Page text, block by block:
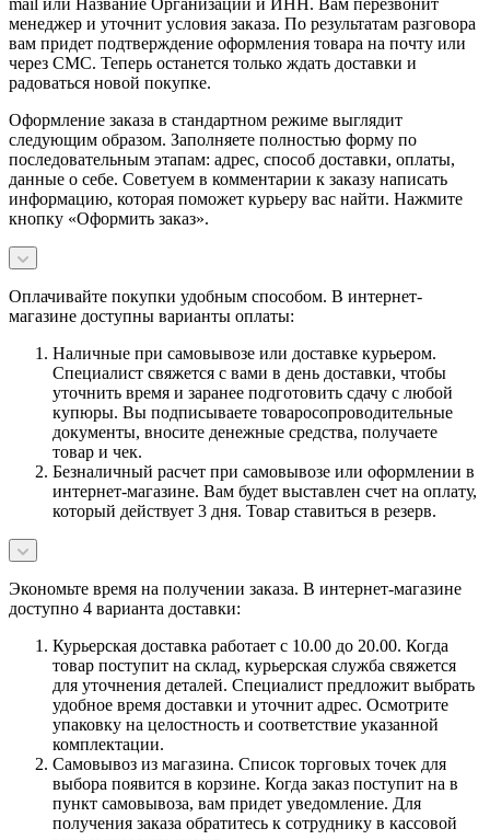
менеджер и уточнит условия заказа. По результатам разговора
вам придет подтверждение оформления товара на почту или
через СМС. Теперь останется только ждать доставки и
радоваться новой покупке.
Оформление заказа в стандартном режиме выглядит
следующим образом. Заполняете полностью форму по
последовательным этапам: адрес, способ доставки, оплаты,
данные о себе. Советуем в комментарии к заказу написать
информацию, которая поможет курьеру вас найти. Нажмите
кнопку «Оформить заказ».
Оплачивайте покупки удобным способом. В интернет-
магазине доступны варианты оплаты:
Наличные при самовывозе или доставке курьером.
Специалист свяжется с вами в день доставки, чтобы
уточнить время и заранее подготовить сдачу с любой
купюры. Вы подписываете товаросопроводительные
документы, вносите денежные средства, получаете
товар и чек.
Безналичный расчет при самовывозе или оформлении в
интернет-магазине. Вам будет выставлен счет на оплату,
который действует 3 дня. Товар ставиться в резерв.
Экономьте время на получении заказа. В интернет-магазине
доступно 4 варианта доставки:
Курьерская доставка работает с 10.00 до 20.00. Когда
товар поступит на склад, курьерская служба свяжется
для уточнения деталей. Специалист предложит выбрать
удобное время доставки и уточнит адрес. Осмотрите
упаковку на целостность и соответствие указанной
комплектации.
Самовывоз из магазина. Список торговых точек для
выбора появится в корзине. Когда заказ поступит на в
пункт самовывоза, вам придет уведомление. Для
получения заказа обратитесь к сотруднику в кассовой